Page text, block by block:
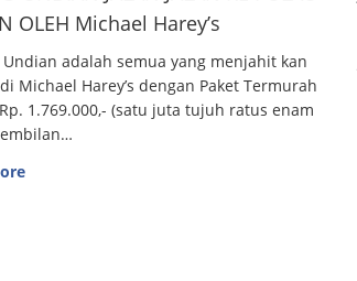
OLEH Michael Harey’s
Undian adalah semua yang menjahit kan
Michael Harey’s dengan Paket Termurah
1.769.000,- (satu juta tujuh ratus enam